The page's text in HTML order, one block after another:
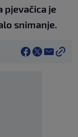
pjevačica je
snimanje.